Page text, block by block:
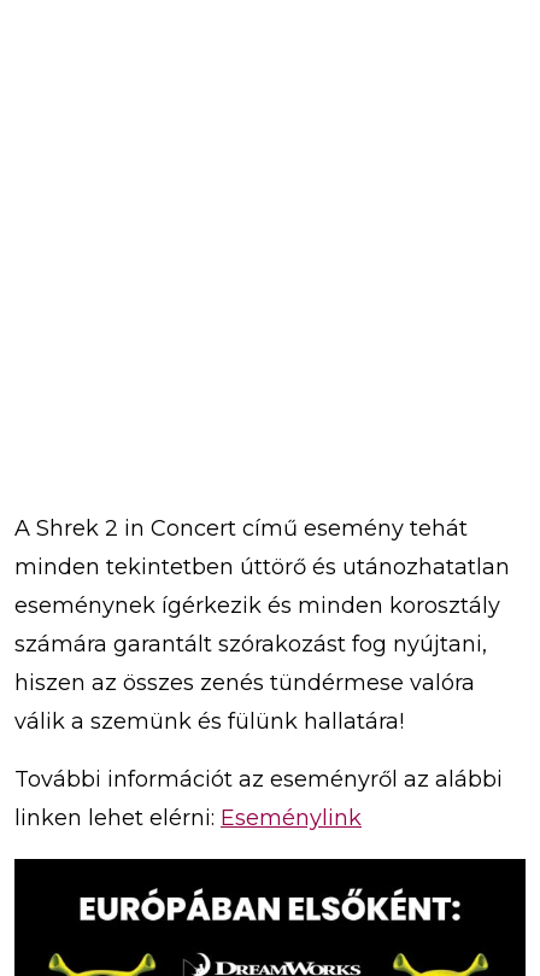
A Shrek 2 in Concert című esemény tehát
minden tekintetben úttörő és utánozhatatlan
eseménynek ígérkezik és minden korosztály
számára garantált szórakozást fog nyújtani,
hiszen az összes zenés tündérmese valóra
válik a szemünk és fülünk hallatára!
További információt az eseményről az alábbi
linken lehet elérni: Eseménylink